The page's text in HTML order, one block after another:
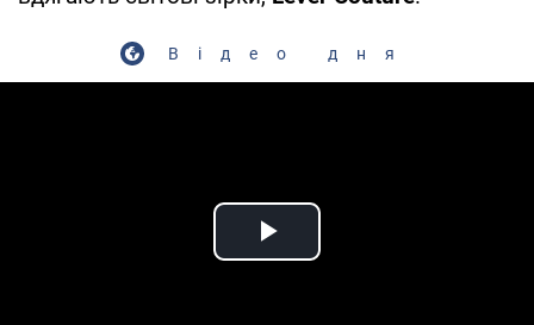
Відео дня
Play Video